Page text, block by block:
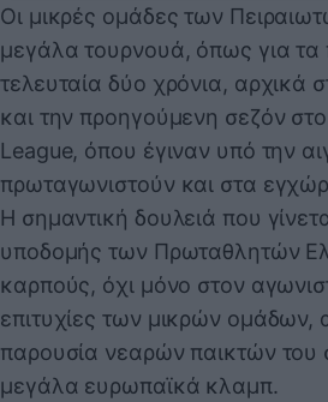
Οι μικρές ομάδες των
μεγάλα τουρνουά, όπως για τα
τελευταία δύο χρόνια, αρχικά
και την προηγούμενη σεζόν
League, όπου έγιναν υπό την
πρωταγωνιστούν και στα
Η σημαντική δουλειά που
υποδομής των Πρωταθλητών
καρπούς, όχι μόνο στον
επιτυχίες των μικρών ομάδων,
παρουσία νεαρών παικτών του
μεγάλα ευρωπαϊκά κλαμπ.